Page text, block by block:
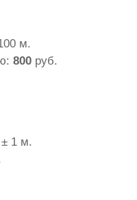
м.
800 руб.
1 м.